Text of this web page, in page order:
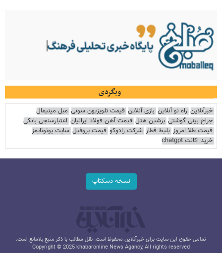
وبگردی
خبرآنلاین راه نو آنلاین بازی آنلاین قیمت تلویزیون سونی مبل مینیمال
جراح بینی گوشتی پرشین هتل قیمت آهن فولاد ایرانیان اعتبارسنجی بانکی
قیمت طلا امروز بلیط قطار شرکت رادوکو قیمت پروفیل سایت یوتوتایمز
خرید اکانت chatgpt
نسخه دسکتاپ
تمامی حقوق این سایت برای خبرآنلاین محفوظ است. نقل مطالب با ذکر منبع بلامانع است.
Copyright © 2025 khabaronline News Agancy, All rights reserved